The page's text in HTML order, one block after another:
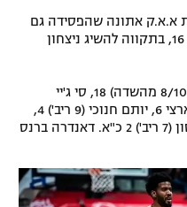
א.א.ק אתונה שהפסידה גם
היא במחזור הראשון של שלב הטופ 16, בתקווה להשיג ניצחון
ג'סטין סמית (8/10 מהשדה) 18, סי ג'יי
האריס 17, האנס ואנוויין 9, נתנאל ארצי 6, יותם חנוכי (9 ריב') 4,
דרו קרופורד 3, ניב משגב ושון דאוסון (7 ריב') 2 כ"א. דאנדרה ברנס